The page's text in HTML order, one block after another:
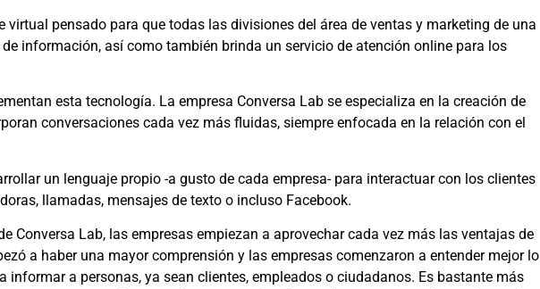
virtual pensado para que todas las divisiones del área de ventas y marketing de una
información, así como también brinda un servicio de atención online para los
esta tecnología. La empresa Conversa Lab se especializa en la creación de
conversaciones cada vez más fluidas, siempre enfocada en la relación con el
un lenguaje propio -a gusto de cada empresa- para interactuar con los clientes
llamadas, mensajes de texto o incluso Facebook.
Conversa Lab, las empresas empiezan a aprovechar cada vez más las ventajas de
a haber una mayor comprensión y las empresas comenzaron a entender mejor lo
informar a personas, ya sean clientes, empleados o ciudadanos. Es bastante más